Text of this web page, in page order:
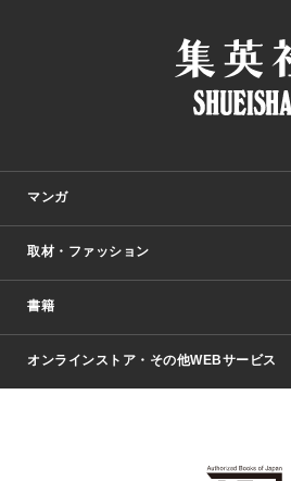
マンガ
少年マンガ
Vジャンプ
週刊ヤングジャンプ
少女マンガ
取材・ファッション
Seventeen
芸能・情報・スポーツ
書籍
文芸・文庫・総合
オンラインストア・その他WEBサービス